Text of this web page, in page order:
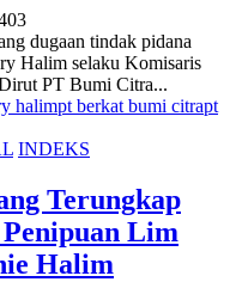
dugaan tindak pidana
Halim selaku Komisaris
PT Bumi Citra...
halimpt berkat bumi citrapt
INDEKS
Terungkap
Lim
Halim